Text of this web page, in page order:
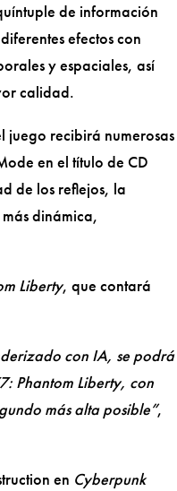
de información
efectos con
y espaciales, así
calidad.
juego recibirá numerosas
en el título de CD
de los reflejos, la
dinámica,
Liberty, que contará
con IA, se podrá
Phantom Liberty, con
más alta posible”,
en Cyberpunk